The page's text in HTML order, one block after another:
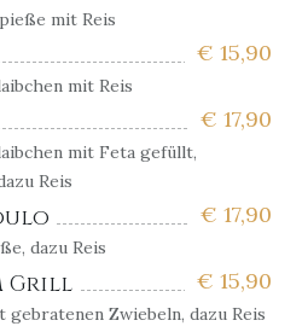
mit Reis
€ 15,90
mit Reis
€ 17,90
mit Feta gefüllt,
Reis
€ 17,90
dazu Reis
€ 15,90
Grill
Zwiebeln, dazu Reis